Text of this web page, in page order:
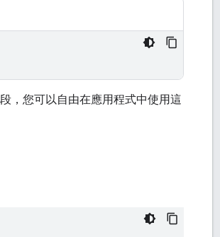
，您可以自由在應用程式中使用這